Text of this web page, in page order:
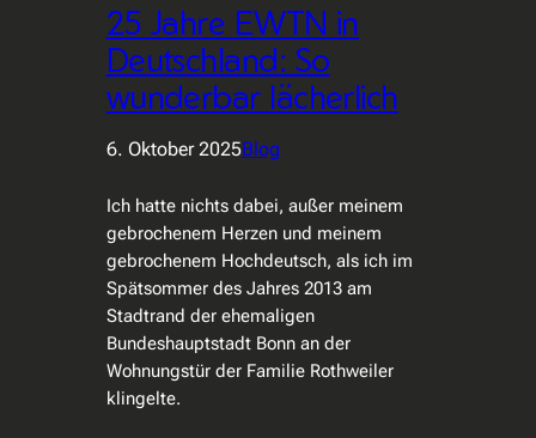
25 Jahre EWTN in
Deutschland: So
wunderbar lächerlich
6. Oktober 2025Blog
Ich hatte nichts dabei, außer meinem
gebrochenem Herzen und meinem
gebrochenem Hochdeutsch, als ich im
Spätsommer des Jahres 2013 am
Stadtrand der ehemaligen
Bundeshauptstadt Bonn an der
Wohnungstür der Familie Rothweiler
klingelte.